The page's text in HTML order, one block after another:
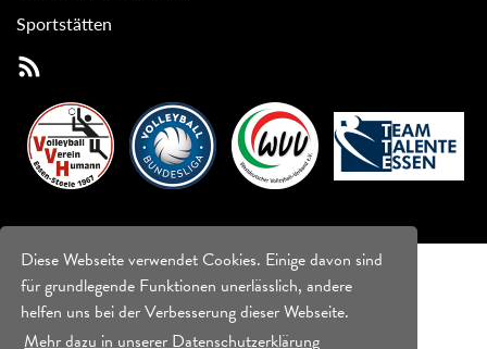
Diese Webseite verwendet Cookies. Einige davon sind
für grundlegende Funktionen unerlässlich, andere
helfen uns bei der Verbesserung dieser Webseite.
Mehr dazu in unserer Datenschutzerklärung
Sportstätten